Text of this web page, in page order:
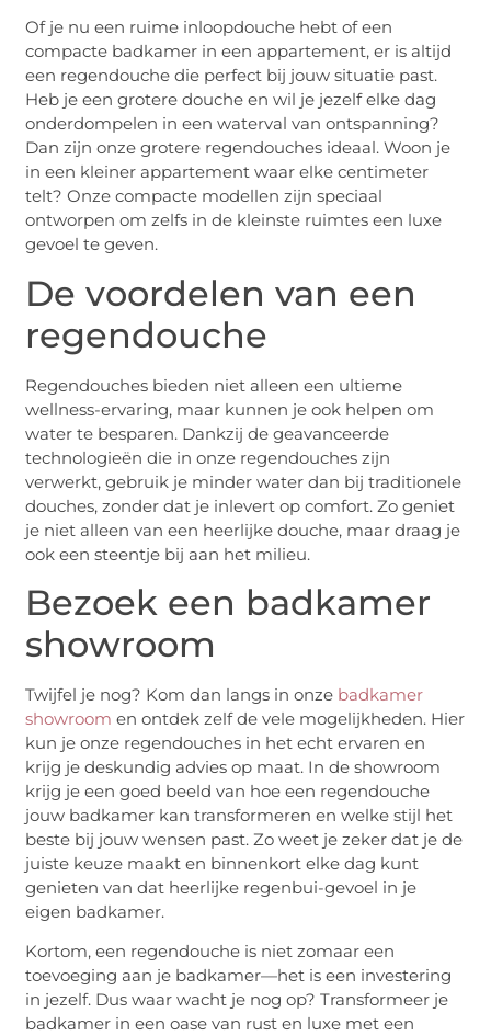
Of je nu een ruime inloopdouche hebt of een
compacte badkamer in een appartement, er is altijd
een regendouche die perfect bij jouw situatie past.
Heb je een grotere douche en wil je jezelf elke dag
onderdompelen in een waterval van ontspanning?
Dan zijn onze grotere regendouches ideaal. Woon je
in een kleiner appartement waar elke centimeter
telt? Onze compacte modellen zijn speciaal
ontworpen om zelfs in de kleinste ruimtes een luxe
gevoel te geven.
De voordelen van een
regendouche
Regendouches bieden niet alleen een ultieme
wellness-ervaring, maar kunnen je ook helpen om
water te besparen. Dankzij de geavanceerde
technologieën die in onze regendouches zijn
verwerkt, gebruik je minder water dan bij traditionele
douches, zonder dat je inlevert op comfort. Zo geniet
je niet alleen van een heerlijke douche, maar draag je
ook een steentje bij aan het milieu.
Bezoek een badkamer
showroom
Twijfel je nog? Kom dan langs in onze badkamer
showroom en ontdek zelf de vele mogelijkheden. Hier
kun je onze regendouches in het echt ervaren en
krijg je deskundig advies op maat. In de showroom
krijg je een goed beeld van hoe een regendouche
jouw badkamer kan transformeren en welke stijl het
beste bij jouw wensen past. Zo weet je zeker dat je de
juiste keuze maakt en binnenkort elke dag kunt
genieten van dat heerlijke regenbui-gevoel in je
eigen badkamer.
Kortom, een regendouche is niet zomaar een
toevoeging aan je badkamer—het is een investering
in jezelf. Dus waar wacht je nog op? Transformeer je
badkamer in een oase van rust en luxe met een